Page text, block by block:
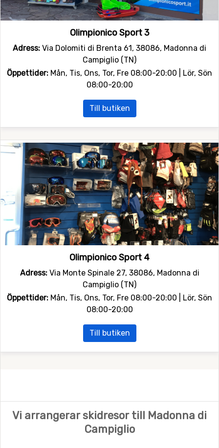
Olimpionico Sport 3
Adress: Via Dolomiti di Brenta 61, 38086, Madonna di
Campiglio (TN)
Öppettider: Mån, Tis, Ons, Tor, Fre 08:00-20:00 | Lör, Sön
08:00-20:00
Till butiken
Olimpionico Sport 4
Adress:Via Monte Spinale 27, 38086, Madonna di
Campiglio (TN)
Öppettider: Mån, Tis, Ons, Tor, Fre 08:00-20:00 | Lör, Sön
08:00-20:00
Till butiken
Vi arrangerar skidresor till Madonna di
Campiglio